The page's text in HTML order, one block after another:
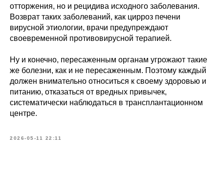
отторжения, но и рецидива исходного заболевания.
Возврат таких заболеваний, как цирроз печени
вирусной этиологии, врачи предупреждают
своевременной противовирусной терапией.
Ну и конечно, пересаженным органам угрожают такие
же болезни, как и не пересаженным. Поэтому каждый
должен внимательно относиться к своему здоровью и
питанию, отказаться от вредных привычек,
систематически наблюдаться в трансплантационном
центре.
2026-05-11 22:11